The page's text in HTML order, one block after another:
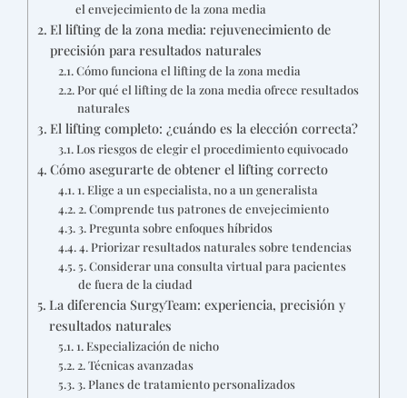
el envejecimiento de la zona media
El lifting de la zona media: rejuvenecimiento de
precisión para resultados naturales
Cómo funciona el lifting de la zona media
Por qué el lifting de la zona media ofrece resultados
naturales
El lifting completo: ¿cuándo es la elección correcta?
Los riesgos de elegir el procedimiento equivocado
Cómo asegurarte de obtener el lifting correcto
1. Elige a un especialista, no a un generalista
2. Comprende tus patrones de envejecimiento
3. Pregunta sobre enfoques híbridos
4. Priorizar resultados naturales sobre tendencias
5. Considerar una consulta virtual para pacientes
de fuera de la ciudad
La diferencia SurgyTeam: experiencia, precisión y
resultados naturales
1. Especialización de nicho
2. Técnicas avanzadas
3. Planes de tratamiento personalizados